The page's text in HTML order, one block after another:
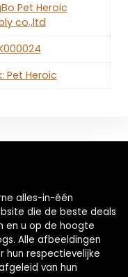
Pet Heroic
co.,ltd
Pet Heroic
alles-in-één
die de beste deals
en u op de hoogte
Alle afbeeldingen
hun respectievelijke
van hun